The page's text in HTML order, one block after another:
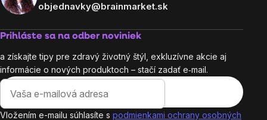
objednavky@brainmarket.sk
Prihláste sa na odber noviniek
a získajte tipy pre zdravý životný štýl, exkluzívne akcie aj
informácie o nových produktoch – stačí zadať e‑mail.
Vložením e-mailu súhlasíte s podmienkami ochrany osobných